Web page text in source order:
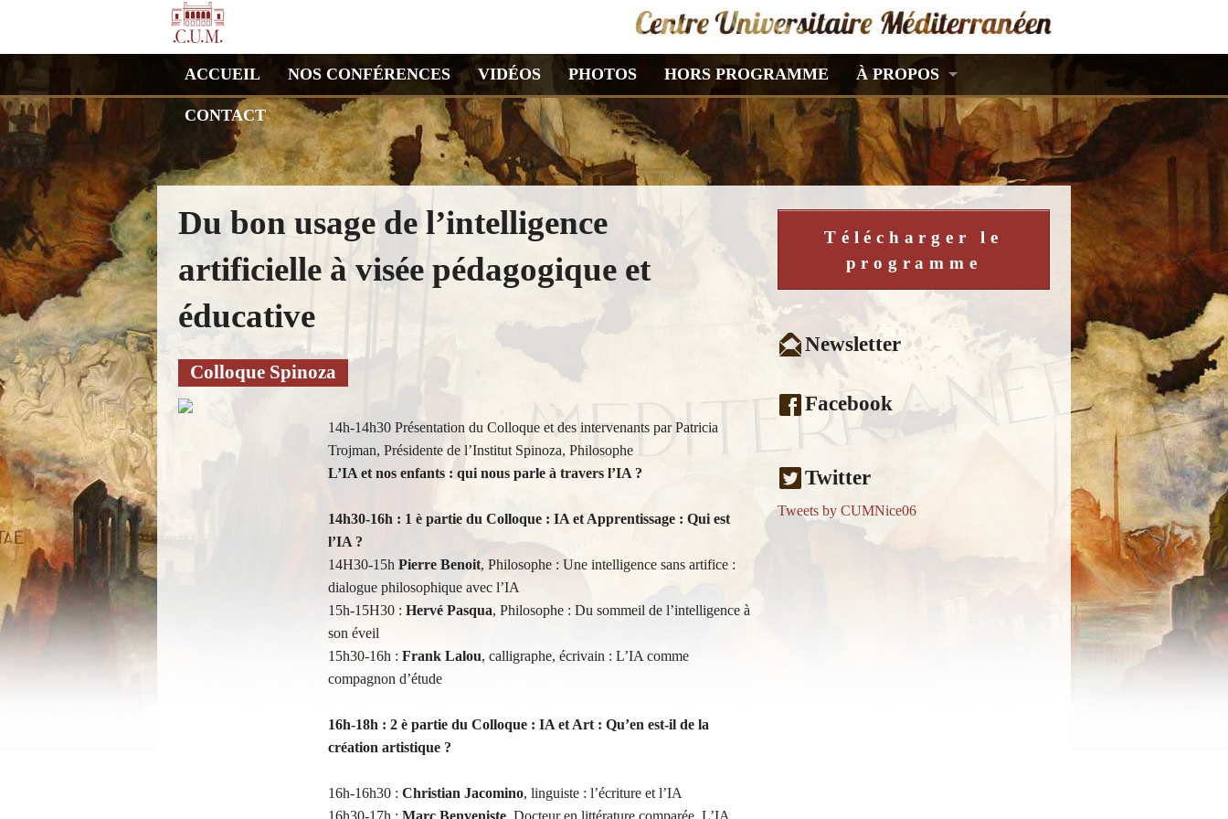
ACCUEIL NOS CONFÉRENCES VIDÉOS PHOTOS HORS PROGRAMME À PROPOS
CONTACT
Du bon usage de l’intelligence
artificielle à visée pédagogique et
éducative
Colloque Spinoza
14h-14h30 Présentation du Colloque et des intervenants par Patricia
Trojman, Présidente de l’Institut Spinoza, Philosophe
L’IA et nos enfants : qui nous parle à travers l’IA ?
14h30-16h : 1 è partie du Colloque : IA et Apprentissage : Qui est
l’IA ?
14H30-15h Pierre Benoit, Philosophe : Une intelligence sans artifice :
dialogue philosophique avec l’IA
15h-15H30 : Hervé Pasqua, Philosophe : Du sommeil de l’intelligence à
son éveil
15h30-16h : Frank Lalou, calligraphe, écrivain : L’IA comme
compagnon d’étude
16h-18h : 2 è partie du Colloque : IA et Art : Qu’en est-il de la
création artistique ?
16h-16h30 : Christian Jacomino, linguiste : l’écriture et l’IA
Télécharger le
programme
Newsletter
Facebook
Twitter
Tweets by CUMNice06